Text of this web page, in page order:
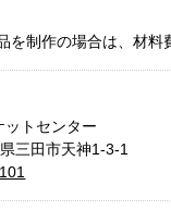
を制作の場合は、材料
ットセンター
三田市天神1-3-1